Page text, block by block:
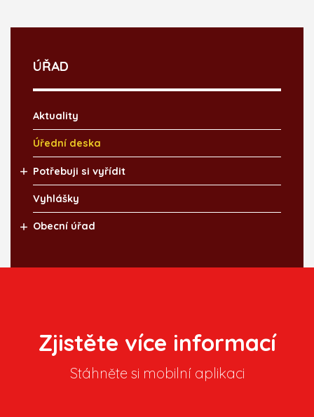
ÚŘAD
Aktuality
Úřední deska
Potřebuji si vyřídit
Vyhlášky
Obecní úřad
Zjistěte více informací
Stáhněte si mobilní aplikaci